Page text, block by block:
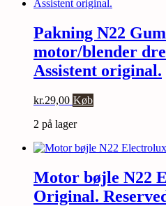
Pakning N22
motor/blender
Assistent original.
kr.29,00 Køb
2 på lager
Motor bøjle N22
Original.